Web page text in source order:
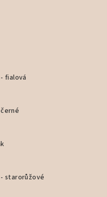
fialová
starorůžové